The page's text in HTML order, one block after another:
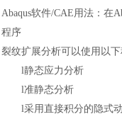
Abaqus软件/CAE用法 ： 在
程序
裂纹扩展分析可以使用以
l静态应力分析
l准静态分析
l采用直接积分的隐式